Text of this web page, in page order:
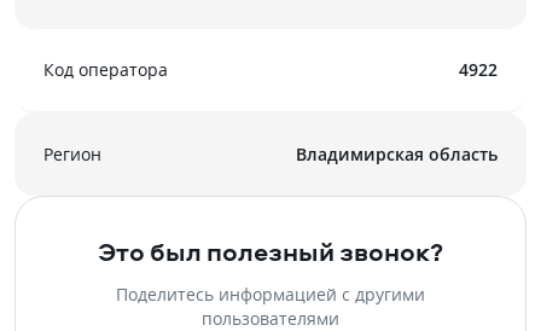
Код оператора 4922
Регион Владимирская область
Это был полезный звонок?
Поделитесь информацией с другими
пользователями